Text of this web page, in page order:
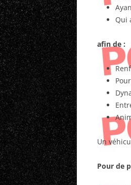
Qui
afin de :
Un
Pour de